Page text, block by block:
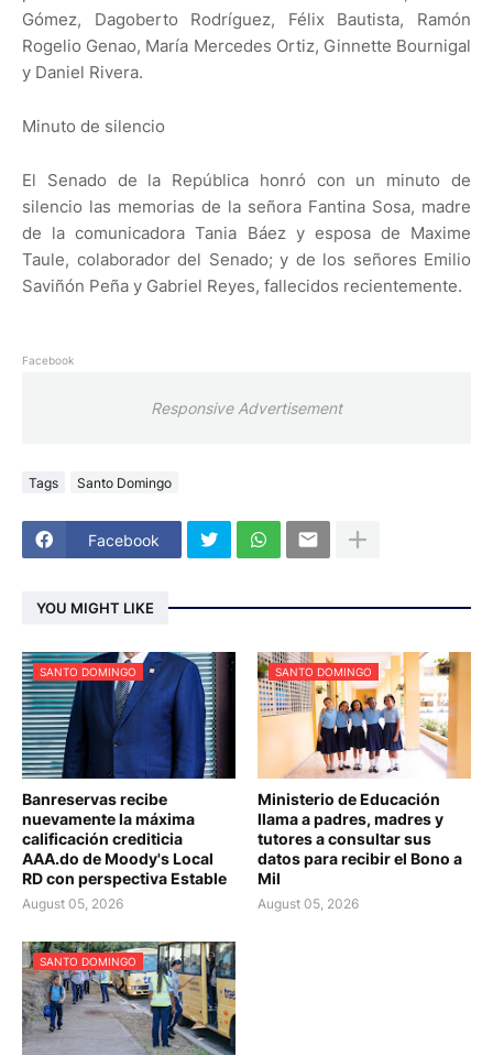
Gómez, Dagoberto Rodríguez, Félix Bautista, Ramón
Rogelio Genao, María Mercedes Ortiz, Ginnette Bournigal
y Daniel Rivera.
Minuto de silencio
El Senado de la República honró con un minuto de
silencio las memorias de la señora Fantina Sosa, madre
de la comunicadora Tania Báez y esposa de Maxime
Taule, colaborador del Senado; y de los señores Emilio
Saviñón Peña y Gabriel Reyes, fallecidos recientemente.
Facebook
Responsive Advertisement
Tags Santo Domingo
Facebook
YOU MIGHT LIKE
SANTO DOMINGO
Banreservas recibe
nuevamente la máxima
calificación crediticia
AAA.do de Moody's Local
RD con perspectiva Estable
August 05, 2026
SANTO DOMINGO
Ministerio de Educación
llama a padres, madres y
tutores a consultar sus
datos para recibir el Bono a
Mil
August 05, 2026
SANTO DOMINGO